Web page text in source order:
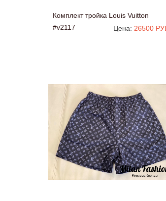
Комплект тройка Louis Vuitton
#v2117
Цена: 26500